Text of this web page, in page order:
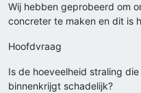
Wij hebben geprobeerd om
concreter te maken en dit is
Hoofdvraag
Is de hoeveelheid straling
binnenkrijgt schadelijk?